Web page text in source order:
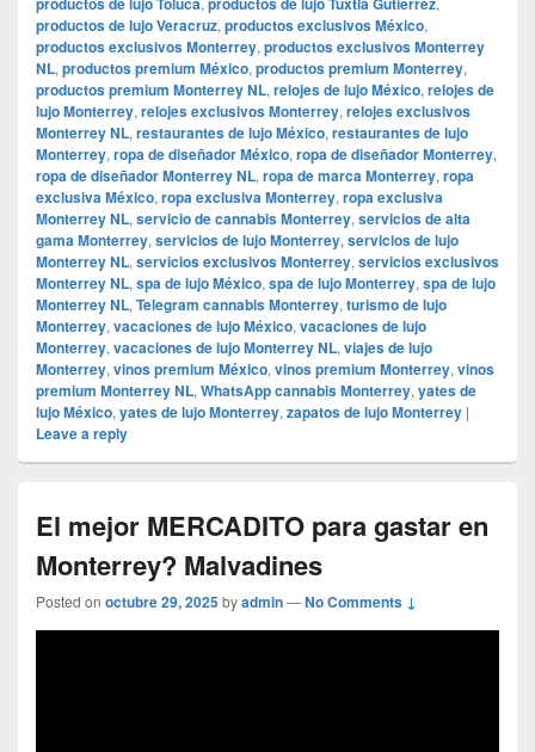
productos de lujo Veracruz, productos exclusivos México,
productos exclusivos Monterrey, productos exclusivos Monterrey
NL, productos premium México, productos premium Monterrey,
productos premium Monterrey NL, relojes de lujo México, relojes de
lujo Monterrey, relojes exclusivos Monterrey, relojes exclusivos
Monterrey NL, restaurantes de lujo México, restaurantes de lujo
Monterrey, ropa de diseñador México, ropa de diseñador Monterrey,
ropa de diseñador Monterrey NL, ropa de marca Monterrey, ropa
exclusiva México, ropa exclusiva Monterrey, ropa exclusiva
Monterrey NL, servicio de cannabis Monterrey, servicios de alta
gama Monterrey, servicios de lujo Monterrey, servicios de lujo
Monterrey NL, servicios exclusivos Monterrey, servicios exclusivos
Monterrey NL, spa de lujo México, spa de lujo Monterrey, spa de lujo
Monterrey NL, Telegram cannabis Monterrey, turismo de lujo
Monterrey, vacaciones de lujo México, vacaciones de lujo
Monterrey, vacaciones de lujo Monterrey NL, viajes de lujo
Monterrey, vinos premium México, vinos premium Monterrey, vinos
premium Monterrey NL, WhatsApp cannabis Monterrey, yates de
lujo México, yates de lujo Monterrey, zapatos de lujo Monterrey |
Leave a reply
El mejor MERCADITO para gastar en
Monterrey? Malvadines
Posted on octubre 29, 2025byadmin—No Comments ↓